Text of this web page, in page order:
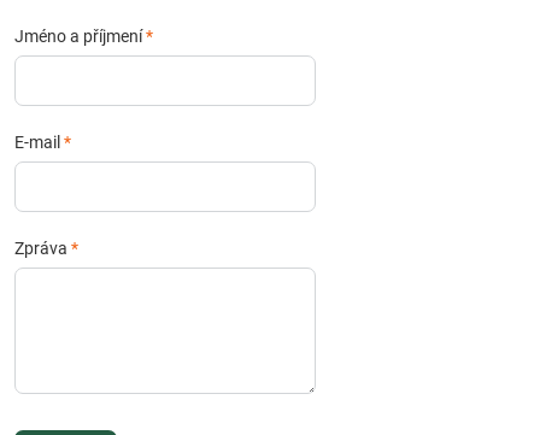
Jméno a příjmení*
E-mail *
Zpráva *